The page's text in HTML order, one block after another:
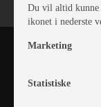
Du vil altid kunne
ikonet i nederste
Marketing
Statistiske